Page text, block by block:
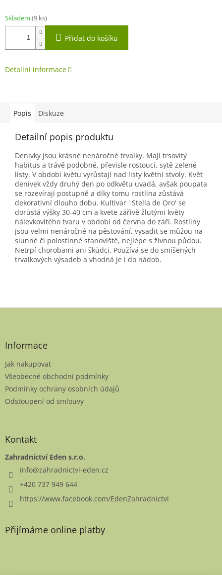
cena:
Skladem (9 ks)
Přidat do košíku
Detailní informace
Popis Diskuze
Detailní popis produktu
Denivky jsou krásné nenáročné trvalky. Mají trsovitý
habitus a trávě podobné, převisle rostoucí, sytě zelené
listy. V období květu vyrůstají nad listy květní stvoly. Květ
denivek vždy druhý den po odkvětu uvadá, avšak poupata
se rozevírají postupně a díky tomu rostlina zůstává
dekorativní dlouho dobu. Kultivar ' Stella de Oro' se
dorůstá výšky 30-40 cm a kvete zářivě žlutými květy
nálevkovitého tvaru v období od června do září. Rostliny
jsou velmi nenáročné na pěstování, vysadit se můžou na
slunné či polostinné stanoviště, nejlépe s živnou půdou.
Netrpí chorobami ani škůdci. Používá se do smíšených
trvalkových výsadeb a vhodná je i do nádob.
Z
Informace
Jak nakupovat
Všeobecné obchodní podmínky
Podmínky ochrany osobních údajů
Odstoupení od smlouvy
Kontakt
Zahradnictví Eden s.r.o.
info@zahradnictvi-eden.cz
+420 737 949 644
https://www.facebook.com/EdenZahradnictvi
Přijímáme online platby